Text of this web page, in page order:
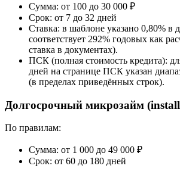
Сумма: от 100 до 30 000 ₽
Срок: от 7 до 32 дней
Ставка: в шаблоне указано 0,80% в
соответствует 292% годовых как
ставка в документах).
ПСК (полная стоимость кредита):
дней на странице ПСК указан
(в пределах приведённых строк).
Долгосрочный микрозайм
По правилам:
Сумма: от 1 000 до 49 000 ₽
Срок: от 60 до 180 дней